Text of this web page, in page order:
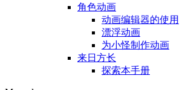
角色动画
动画编辑器的使用
漂浮动画
为小怪制作动画
来日方长
探索本手册